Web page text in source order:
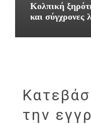
Κολπική
και σύγχρονες
την